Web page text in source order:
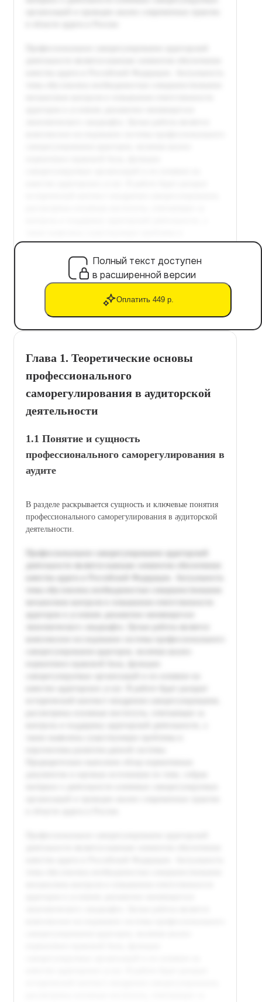
Полный текст доступен
в расширенной версии
Оплатить 449 р.
Глава 1. Теоретические основы
профессионального
саморегулирования в аудиторской
деятельности
1.1 Понятие и сущность
профессионального саморегулирования в
аудите
В разделе раскрывается сущность и ключевые понятия
профессионального саморегулирования в аудиторской
деятельности.